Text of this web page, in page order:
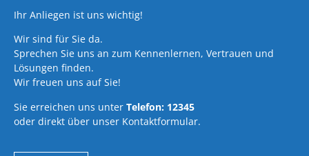
Ihr Anliegen ist uns wichtig!
Wir sind für Sie da.
Sprechen Sie uns an zum Kennenlernen, Vertrauen und
Lösungen finden.
Wir freuen uns auf Sie!
Sie erreichen uns unter Telefon: 12345
oder direkt über unser Kontaktformular.